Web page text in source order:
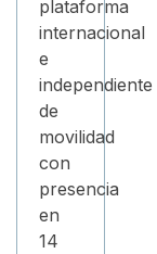
plataforma
internacional
e
independiente
de
movilidad
con
presencia
en
14